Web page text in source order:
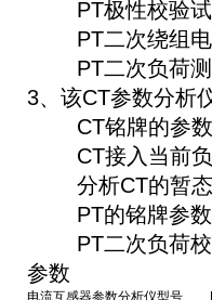
PT极性校验试
PT二次绕组电
PT二次负荷测
3、该CT参数分析
CT铭牌的参数
CT接入当前负
分析CT的暂态
PT的铭牌参数
PT二次负荷校
参数
电流互感器参数分析仪型号